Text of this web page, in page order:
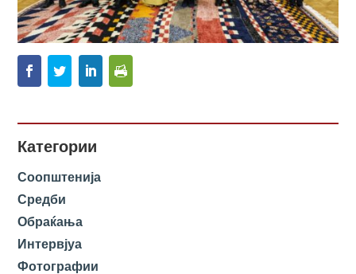
Категории
Соопштенија
Средби
Обраќања
Интервјуа
Фотографии